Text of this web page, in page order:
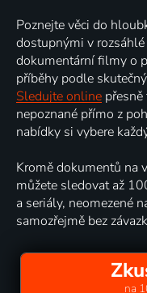
Poznejte věci do
dostupnými v rozsáhlé
dokumentární filmy o
příběhy podle
Sledujte online
nepoznané přímo z
nabídky si vybere
Kromě dokumentů na
můžete sledovat až
a seriály, neomezené
samozřejmě bez
na